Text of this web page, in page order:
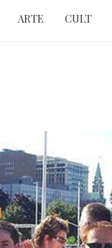
ARTE CULT